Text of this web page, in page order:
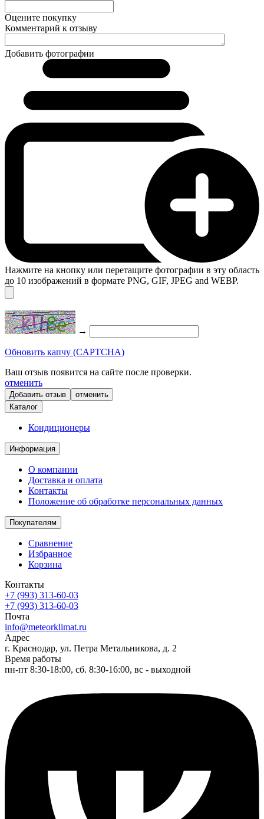
Оцените покупку
Комментарий к отзыву
Добавить фотографии
Нажмите на кнопку или перетащите фотографии в эту область
до 10 изображений в формате PNG, GIF, JPEG and WEBP.
→
Обновить капчу (CAPTCHA)
Ваш отзыв появится на сайте после проверки.
отменить
отменить
Каталог
Кондиционеры
Информация
О компании
Доставка и оплата
Контакты
Положение об обработке персональных данных
Покупателям
Сравнение
Избранное
Корзина
Контакты
+7 (993) 313-60-03
+7 (993) 313-60-03
Почта
info@meteorklimat.ru
Адрес
г. Краснодар, ул. Петра Метальникова, д. 2
Время работы
пн-пт 8:30-18:00, сб. 8:30-16:00, вс - выходной